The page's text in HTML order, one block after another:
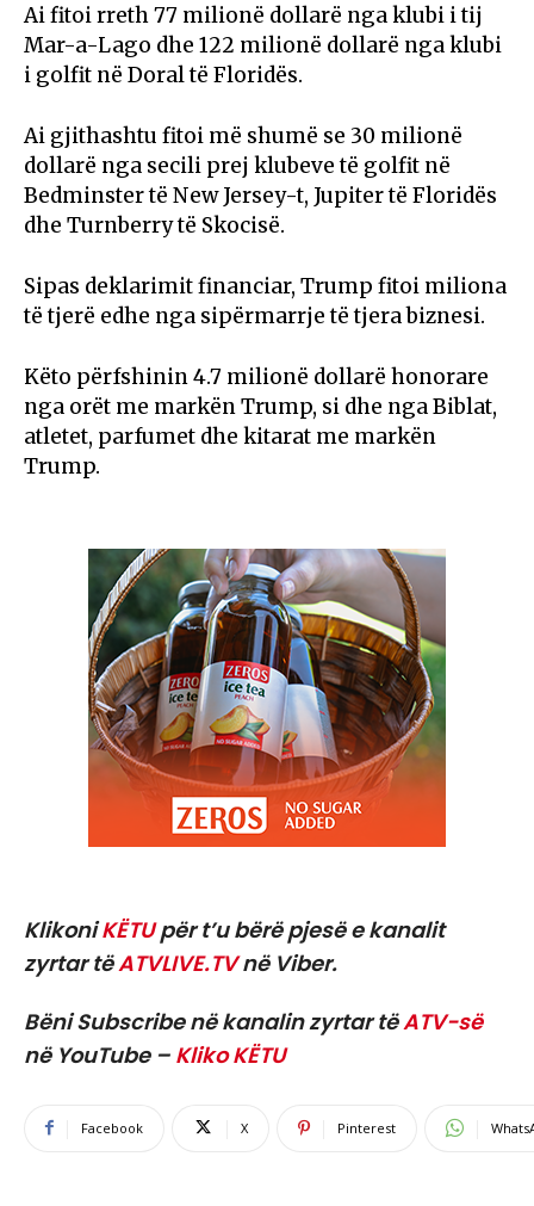
Ai fitoi rreth 77 milionë dollarë nga klubi i tij
Mar-a-Lago dhe 122 milionë dollarë nga klubi
i golfit në Doral të Floridës.
Ai gjithashtu fitoi më shumë se 30 milionë
dollarë nga secili prej klubeve të golfit në
Bedminster të New Jersey-t, Jupiter të Floridës
dhe Turnberry të Skocisë.
Sipas deklarimit financiar, Trump fitoi miliona
të tjerë edhe nga sipërmarrje të tjera biznesi.
Këto përfshinin 4.7 milionë dollarë honorare
nga orët me markën Trump, si dhe nga Biblat,
atletet, parfumet dhe kitarat me markën
Trump.
KlikoniKËTUpër t’u bërë pjesë e kanalit
zyrtar tëATVLIVE.TVnë Viber.
Bëni Subscribe në kanalin zyrtar tëATV-së
në YouTube – Kliko KËTU
Facebook X Pinterest